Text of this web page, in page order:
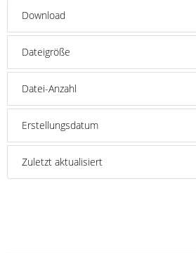
Download
Dateigröße
Datei-Anzahl
Erstellungsdatum
Zuletzt aktualisiert